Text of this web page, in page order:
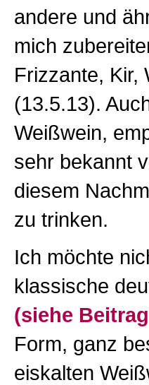
andere und
mich
Frizzante, Kir,
(13.5.13).
Weißwein,
sehr bekannt
diesem
zu trinken.
Ich möchte
klassische
(siehe
Form, ganz
eiskalten